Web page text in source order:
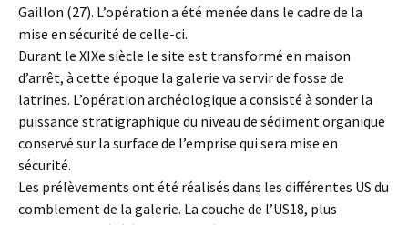
Gaillon (27). L’opération a été menée dans le cadre de la
mise en sécurité de celle-ci.
Durant le XIXe siècle le site est transformé en maison
d’arrêt, à cette époque la galerie va servir de fosse de
latrines. L’opération archéologique a consisté à sonder la
puissance stratigraphique du niveau de sédiment organique
conservé sur la surface de l’emprise qui sera mise en
sécurité.
Les prélèvements ont été réalisés dans les différentes US du
comblement de la galerie. La couche de l’US18, plus